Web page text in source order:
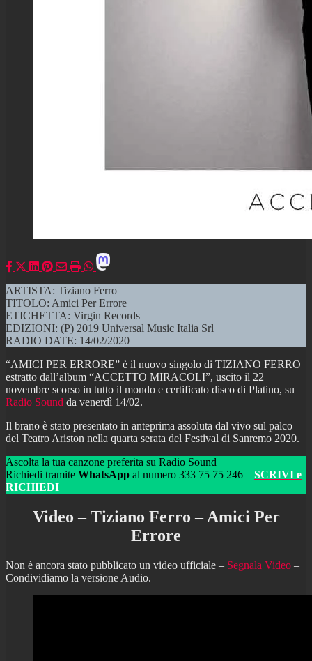
ARTISTA: Tiziano Ferro
TITOLO: Amici Per Errore
ETICHETTA: Virgin Records
EDIZIONI: (P) 2019 Universal Music Italia Srl
RADIO DATE: 14/02/2020
“AMICI PER ERRORE” è il nuovo singolo di TIZIANO FERRO
estratto dall’album “ACCETTO MIRACOLI”, uscito il 22
novembre scorso in tutto il mondo e certificato disco di Platino, su
Radio Sound da venerdì 14/02.
Il brano è stato presentato in anteprima assoluta dal vivo sul palco
del Teatro Ariston nella quarta serata del Festival di Sanremo 2020.
Ascolta la tua canzone preferita su Radio Sound
Richiedi tramite WhatsApp al numero 333 75 75 246 – SCRIVI e
RICHIEDI
Video – Tiziano Ferro – Amici Per
Errore
Non è ancora stato pubblicato un video ufficiale – Segnala Video –
Condividiamo la versione Audio.